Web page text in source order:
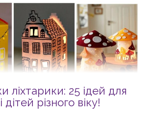
ліхтарики: 25 ідей для
дітей різного віку!